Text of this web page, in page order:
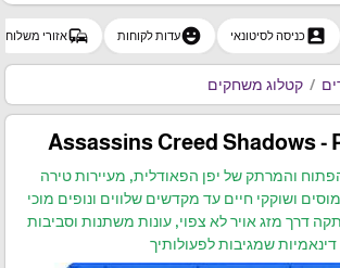
account_boxכניסה לסיטונאי emoji_emotionsעדות לקוחות commuteאזורי משלוח
קטלוג משחקים
Assassins Creed Shadows -
והמרתק של יפן הפאודלית, מעיירות טירה
ושוקקי חיים עד מקדשים שלווים ונופים מוכי
דרך מזג אויר לא צפוי, עונות משתנות וסביבות
דינאמיות שמגיבות לפעולותיך